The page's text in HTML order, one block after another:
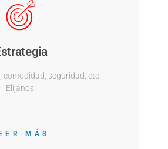
comodidad, seguridad, etc.
Elíjanos.
MÁS